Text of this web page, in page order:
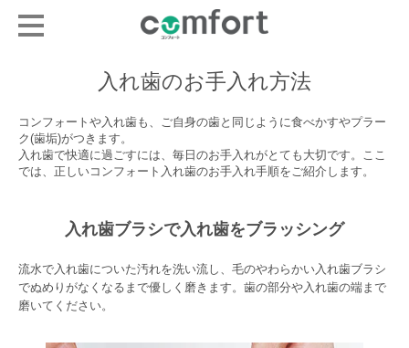
入れ歯のお手入れ方法
コンフォートや入れ歯も、ご自身の歯と同じように食べかすやプラー
ク(歯垢)がつきます。
入れ歯で快適に過ごすには、毎日のお手入れがとても大切です。ここ
では、正しいコンフォート入れ歯のお手入れ手順をご紹介します。
入れ歯ブラシで入れ歯をブラッシング
流水で入れ歯についた汚れを洗い流し、毛のやわらかい入れ歯ブラシ
でぬめりがなくなるまで優しく磨きます。歯の部分や入れ歯の端まで
磨いてください。